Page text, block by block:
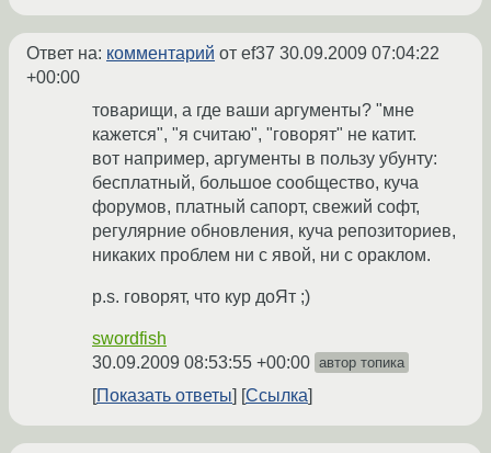
Ответ на: комментарий от ef37 30.09.2009 07:04:22
+00:00
товарищи, а где ваши аргументы? "мне
кажется", "я считаю", "говорят" не катит.
вот например, аргументы в пользу убунту:
бесплатный, большое сообщество, куча
форумов, платный сапорт, свежий софт,
регулярние обновления, куча репозиториев,
никаких проблем ни с явой, ни с ораклом.
p.s. говорят, что кур доЯт ;)
swordfish
30.09.2009 08:53:55 +00:00 автор топика
Показать ответы Ссылка